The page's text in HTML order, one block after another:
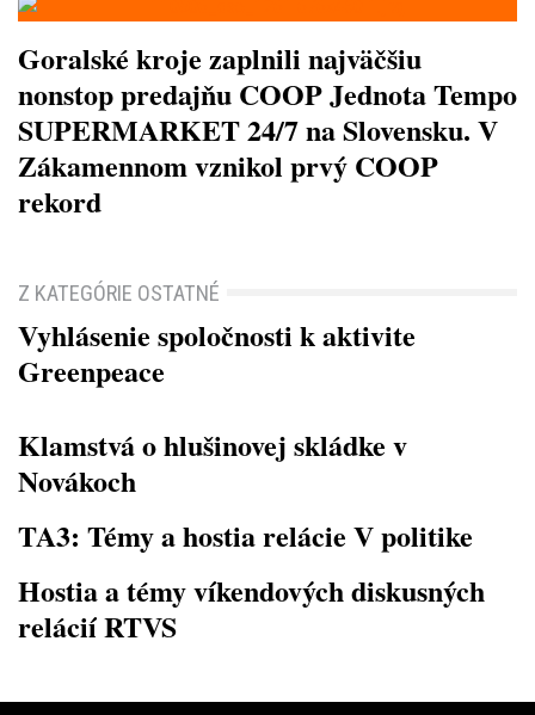
Goralské kroje zaplnili najväčšiu
nonstop predajňu COOP Jednota Tempo
SUPERMARKET 24/7 na Slovensku. V
Zákamennom vznikol prvý COOP
rekord
Z KATEGÓRIE OSTATNÉ
Vyhlásenie spoločnosti k aktivite
Greenpeace
Klamstvá o hlušinovej skládke v
Novákoch
TA3: Témy a hostia relácie V politike
Hostia a témy víkendových diskusných
relácií RTVS